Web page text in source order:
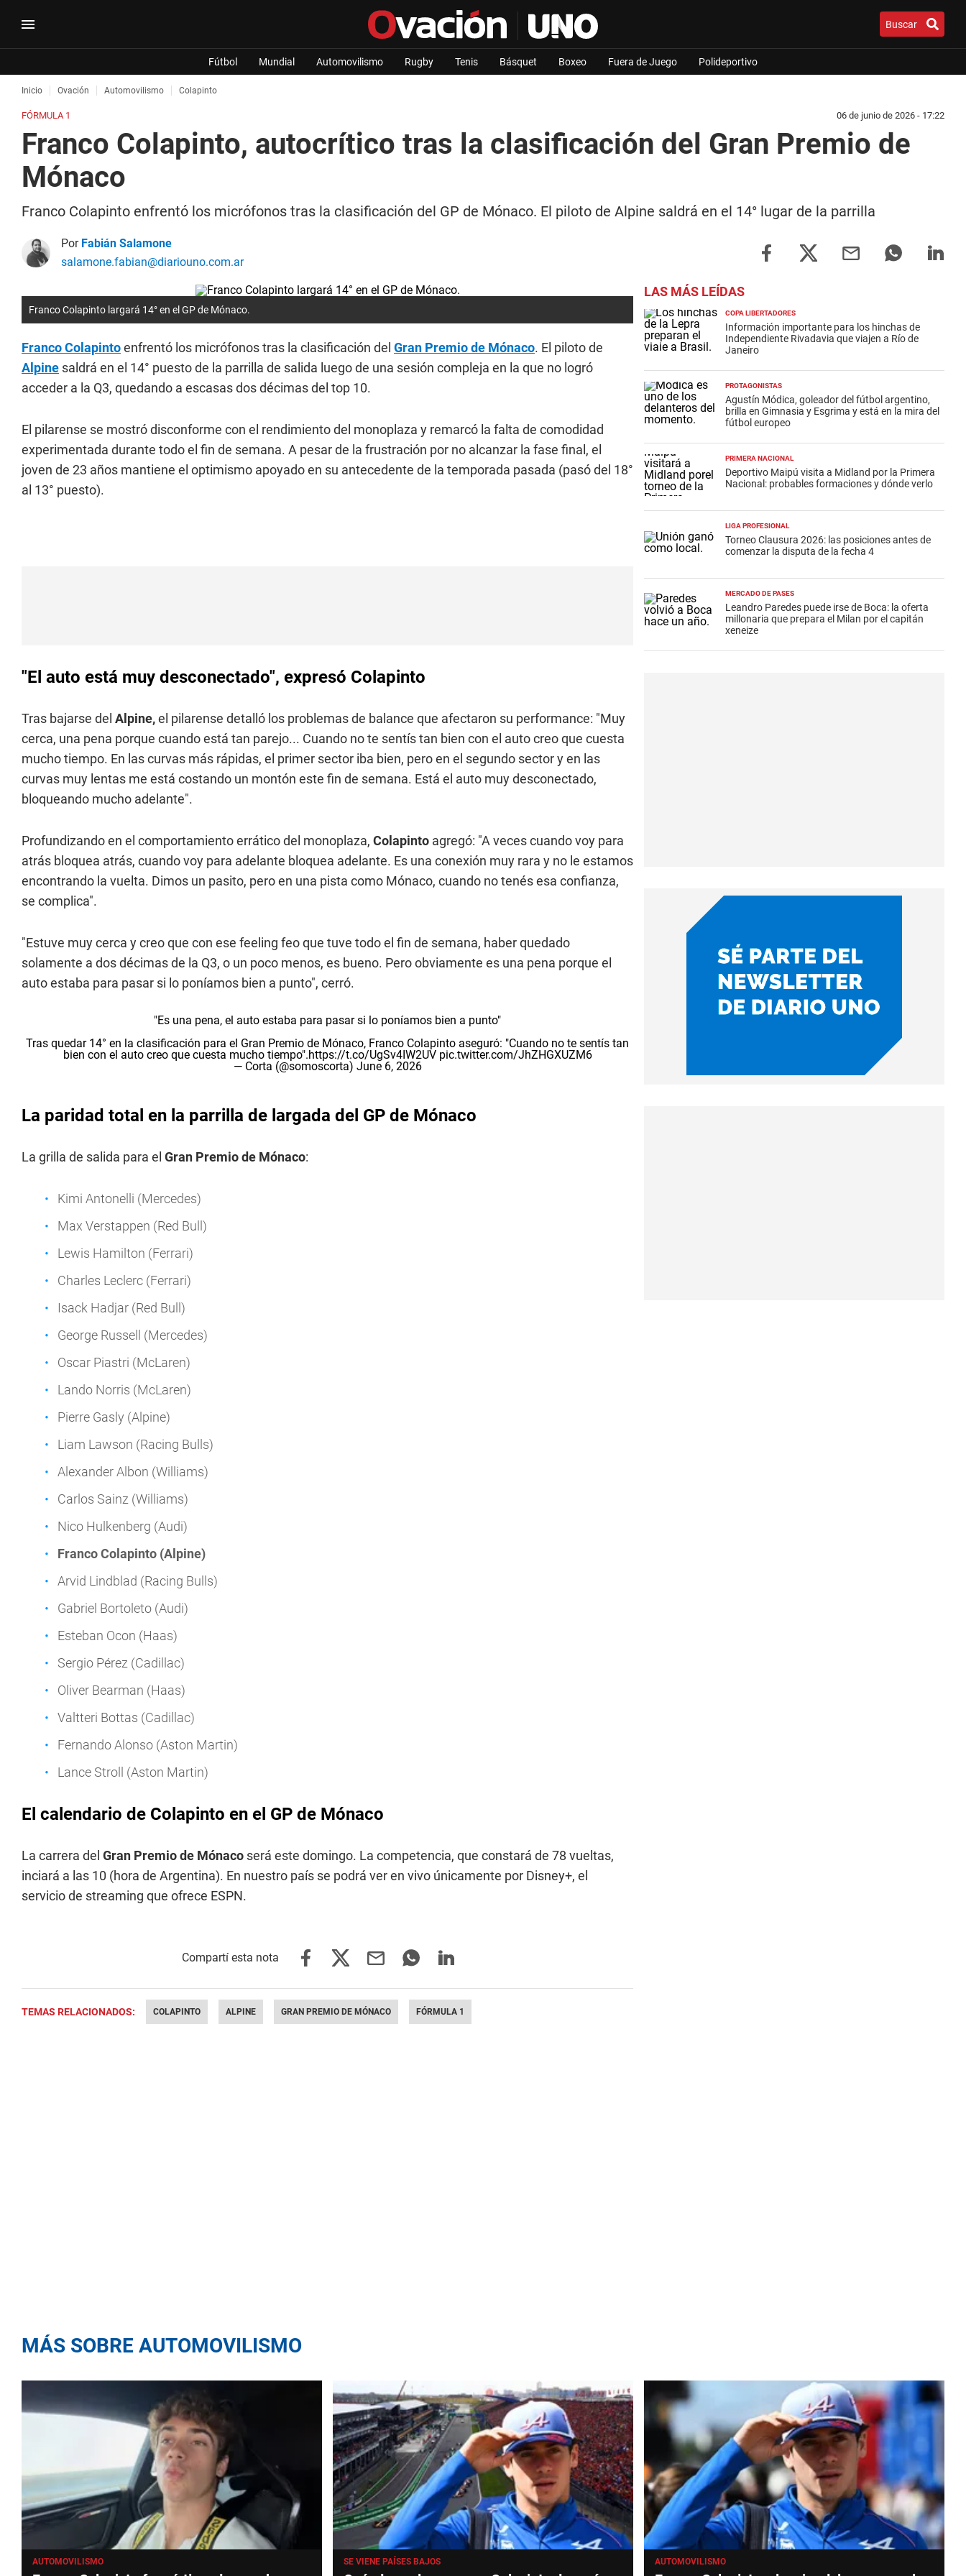
Buscar
Fútbol Mundial Automovilismo Rugby Tenis Básquet Boxeo Fuera de Juego Polideportivo
Inicio Ovación Automovilismo Colapinto
FÓRMULA 1 06 de junio de 2026 - 17:22
Franco Colapinto, autocrítico tras la clasificación del Gran Premio de
Mónaco
Franco Colapinto enfrentó los micrófonos tras la clasificación del GP de Mónaco. El piloto de Alpine saldrá en el 14° lugar de la parrilla
Por Fabián Salamone
salamone.fabian@diariouno.com.ar
Franco Colapinto largará 14° en el GP de Mónaco.
Franco Colapintoenfrentó los micrófonos tras la clasificación del Gran Premio de Mónaco. El piloto de
Alpine saldrá en el 14° puesto de la parrilla de salida luego de una sesión compleja en la que no logró
acceder a la Q3, quedando a escasas dos décimas del top 10.
El pilarense se mostró disconforme con el rendimiento del monoplaza y remarcó la falta de comodidad
experimentada durante todo el fin de semana. A pesar de la frustración por no alcanzar la fase final, el
joven de 23 años mantiene el optimismo apoyado en su antecedente de la temporada pasada (pasó del 18°
al 13° puesto).
"El auto está muy desconectado", expresó Colapinto
Tras bajarse del Alpine,el pilarense detalló los problemas de balance que afectaron su performance: "Muy
cerca, una pena porque cuando está tan parejo... Cuando no te sentís tan bien con el auto creo que cuesta
mucho tiempo. En las curvas más rápidas, el primer sector iba bien, pero en el segundo sector y en las
curvas muy lentas me está costando un montón este fin de semana. Está el auto muy desconectado,
bloqueando mucho adelante".
Profundizando en el comportamiento errático del monoplaza, Colapinto agregó: "A veces cuando voy para
atrás bloquea atrás, cuando voy para adelante bloquea adelante. Es una conexión muy rara y no le estamos
encontrando la vuelta. Dimos un pasito, pero en una pista como Mónaco, cuando no tenés esa confianza,
se complica".
"Estuve muy cerca y creo que con ese feeling feo que tuve todo el fin de semana, haber quedado
solamente a dos décimas de la Q3, o un poco menos, es bueno. Pero obviamente es una pena porque el
auto estaba para pasar si lo poníamos bien a punto", cerró.
"Es una pena, el auto estaba para pasar si lo poníamos bien a punto"
Tras quedar 14° en la clasificación para el Gran Premio de Mónaco, Franco Colapinto aseguró: "Cuando no te sentís tan
bien con el auto creo que cuesta mucho tiempo".https://t.co/UgSv4IW2UV pic.twitter.com/JhZHGXUZM6
— Corta (@somoscorta) June 6, 2026
La paridad total en la parrilla de largada del GP de Mónaco
La grilla de salida para el Gran Premio de Mónaco:
Kimi Antonelli (Mercedes)
Max Verstappen (Red Bull)
Lewis Hamilton (Ferrari)
Charles Leclerc (Ferrari)
Isack Hadjar (Red Bull)
George Russell (Mercedes)
Oscar Piastri (McLaren)
Lando Norris (McLaren)
Pierre Gasly (Alpine)
Liam Lawson (Racing Bulls)
Alexander Albon (Williams)
Carlos Sainz (Williams)
Nico Hulkenberg (Audi)
Franco Colapinto (Alpine)
Arvid Lindblad (Racing Bulls)
Gabriel Bortoleto (Audi)
Esteban Ocon (Haas)
Sergio Pérez (Cadillac)
Oliver Bearman (Haas)
Valtteri Bottas (Cadillac)
Fernando Alonso (Aston Martin)
Lance Stroll (Aston Martin)
El calendario de Colapinto en el GP de Mónaco
La carrera del Gran Premio de Mónaco será este domingo. La competencia, que constará de 78 vueltas,
inciará a las 10 (hora de Argentina). En nuestro país se podrá ver en vivo únicamente por Disney+, el
servicio de streaming que ofrece ESPN.
TEMAS RELACIONADOS: COLAPINTO ALPINE GRAN PREMIO DE MÓNACO FÓRMULA 1
LAS MÁS LEÍDAS
COPA LIBERTADORES
Información importante para los hinchas de
Independiente Rivadavia que viajen a Río de
Janeiro
PROTAGONISTAS
Agustín Módica, goleador del fútbol argentino,
brilla en Gimnasia y Esgrima y está en la mira del
fútbol europeo
PRIMERA NACIONAL
Deportivo Maipú visita a Midland por la Primera
Nacional: probables formaciones y dónde verlo
LIGA PROFESIONAL
Torneo Clausura 2026: las posiciones antes de
comenzar la disputa de la fecha 4
MERCADO DE PASES
Leandro Paredes puede irse de Boca: la oferta
millonaria que prepara el Milan por el capitán
xeneize
MÁS SOBRE AUTOMOVILISMO
AUTOMOVILISMO SE VIENE PAÍSES BAJOS AUTOMOVILISMO